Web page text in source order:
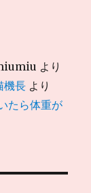
より
機長 より
たら体重が